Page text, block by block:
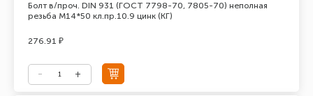
Болт в/проч. DIN 931 (ГОСТ 7798-70, 7805-70) неполная
резьба М14*50 кл.пр.10.9 цинк (КГ)
276.91 ₽